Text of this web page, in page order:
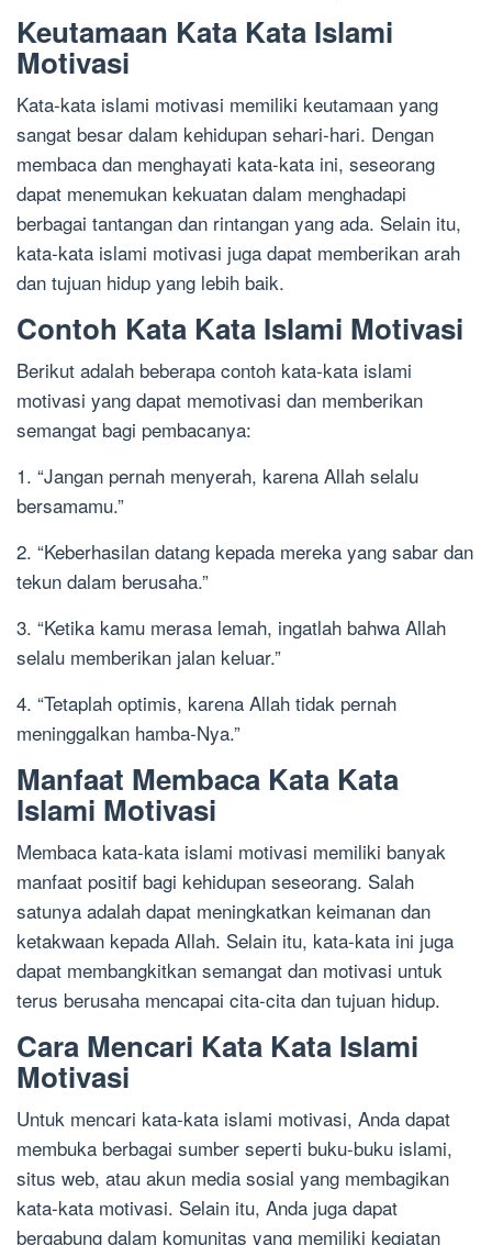
Keutamaan Kata Kata Islami
Motivasi
Kata-kata islami motivasi memiliki keutamaan yang
sangat besar dalam kehidupan sehari-hari. Dengan
membaca dan menghayati kata-kata ini, seseorang
dapat menemukan kekuatan dalam menghadapi
berbagai tantangan dan rintangan yang ada. Selain itu,
kata-kata islami motivasi juga dapat memberikan arah
dan tujuan hidup yang lebih baik.
Contoh Kata Kata Islami Motivasi
Berikut adalah beberapa contoh kata-kata islami
motivasi yang dapat memotivasi dan memberikan
semangat bagi pembacanya:
1. “Jangan pernah menyerah, karena Allah selalu
bersamamu.”
2. “Keberhasilan datang kepada mereka yang sabar dan
tekun dalam berusaha.”
3. “Ketika kamu merasa lemah, ingatlah bahwa Allah
selalu memberikan jalan keluar.”
4. “Tetaplah optimis, karena Allah tidak pernah
meninggalkan hamba-Nya.”
Manfaat Membaca Kata Kata
Islami Motivasi
Membaca kata-kata islami motivasi memiliki banyak
manfaat positif bagi kehidupan seseorang. Salah
satunya adalah dapat meningkatkan keimanan dan
ketakwaan kepada Allah. Selain itu, kata-kata ini juga
dapat membangkitkan semangat dan motivasi untuk
terus berusaha mencapai cita-cita dan tujuan hidup.
Cara Mencari Kata Kata Islami
Motivasi
Untuk mencari kata-kata islami motivasi, Anda dapat
membuka berbagai sumber seperti buku-buku islami,
situs web, atau akun media sosial yang membagikan
kata-kata motivasi. Selain itu, Anda juga dapat
bergabung dalam komunitas yang memiliki kegiatan